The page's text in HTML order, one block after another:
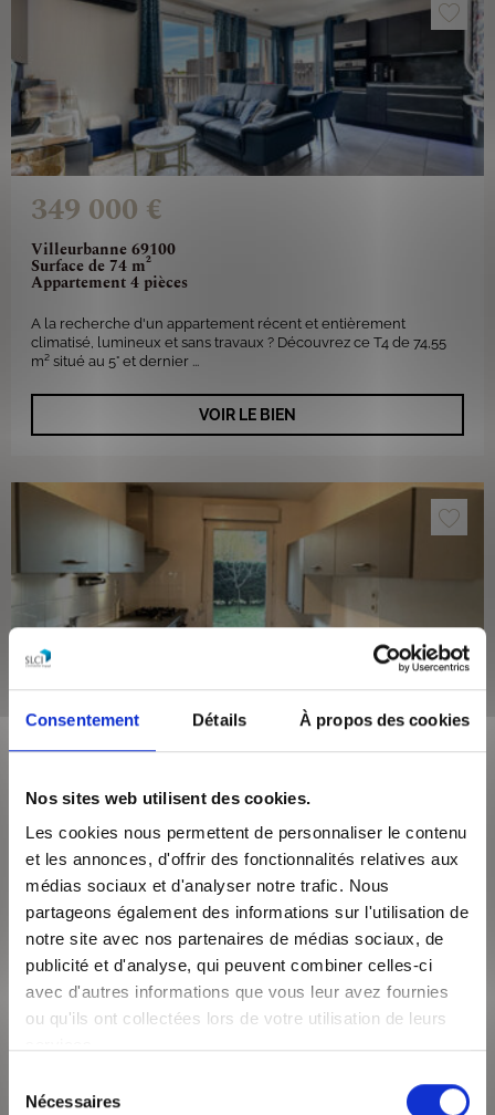
Consentement Détails À propos des cookies
Nos sites web utilisent des cookies.
Les cookies nous permettent de personnaliser le contenu
et les annonces, d'offrir des fonctionnalités relatives aux
médias sociaux et d'analyser notre trafic. Nous
partageons également des informations sur l'utilisation de
notre site avec nos partenaires de médias sociaux, de
publicité et d'analyse, qui peuvent combiner celles-ci
avec d'autres informations que vous leur avez fournies
ou qu'ils ont collectées lors de votre utilisation de leurs
Nécessaires
Villeurbanne 69100
Surface de 74 m²
Appartement 4 pièces
349 000 €
A la recherche d'un appartement récent et entièrement
climatisé, lumineux et sans travaux ? Découvrez ce T4 de 74,55
m² situé au 5° et dernier ...
VOIR LE BIEN
Lyon 69110
Appartement 2 pièces
220 000 €
Dans une copropriété calme et sécurisée, un appartement de
terrasse de 15m². Le ...
VOIR LE BIEN